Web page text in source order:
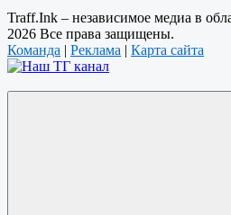
Traff.Ink – независимое медиа в
2026 Все права защищены.
Команда | Реклама | Карта сайта